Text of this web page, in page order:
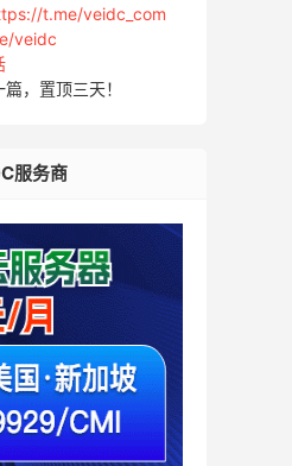
t.me/veidc_com
veidc
，置顶三天！
服务商